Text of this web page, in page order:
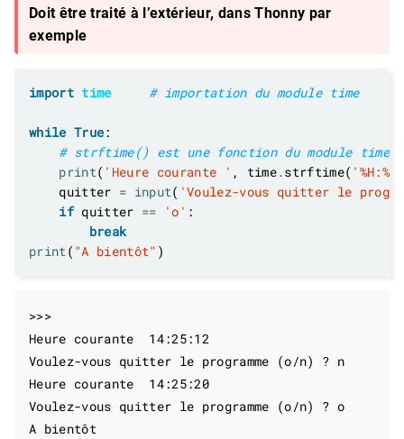
Doit être traité à l’extérieur, dans Thonny par
exemple
import time # importation du module time
while True
# strftime() est une fonction du module time
print( 'Heure courante ' , time.strftime(
    quitter
= input( 'Voulez-vous quitter le
if quitter == 'o'
break
print( "A bientôt"
>>>
Heure courante  14:25:12
Voulez-vous quitter le programme (o/n) ? n
Heure courante  14:25:20
Voulez-vous quitter le programme (o/n) ? o
A bientôt